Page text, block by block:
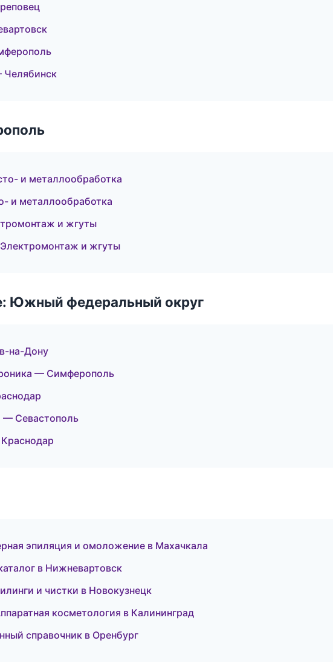
и металлообработка
и металлообработка
и жгуты
и жгуты
Южный федеральный округ
на-Дону
— Симферополь
Севастополь
эпиляция и омоложение в Махачкала
в Нижневартовск
и чистки в Новокузнецк
косметология в Калининград
справочник в Оренбург